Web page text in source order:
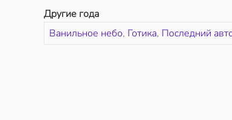
Другие года
Ванильное небо, Готика, Последний